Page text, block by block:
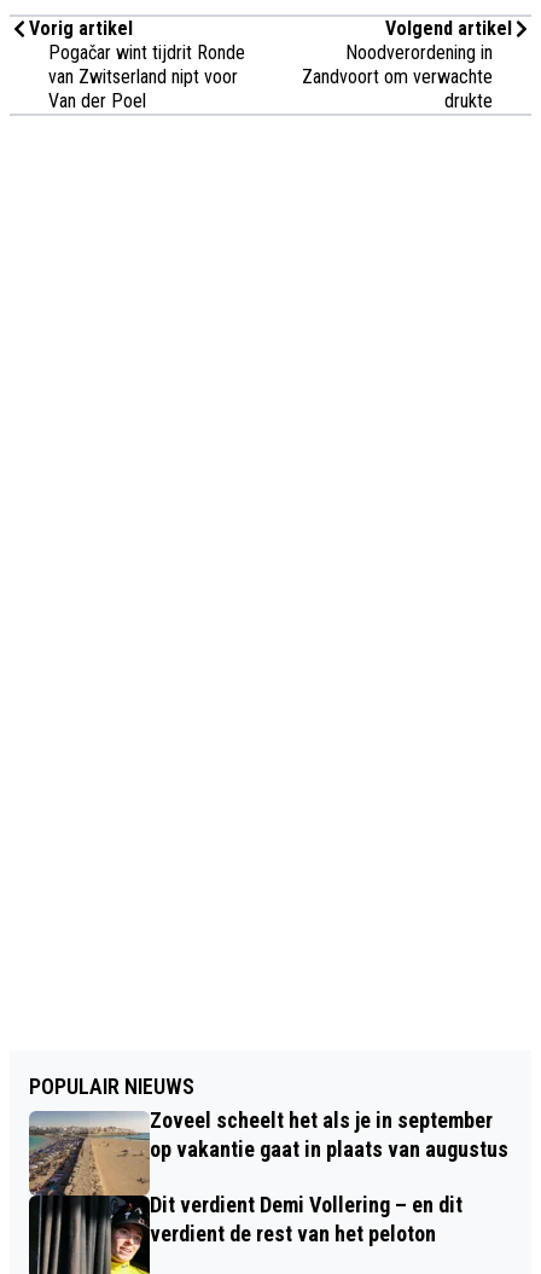
Vorig artikel
Pogačar wint tijdrit Ronde
van Zwitserland nipt voor
Van der Poel
Volgend artikel
Noodverordening in
Zandvoort om verwachte
drukte
POPULAIR NIEUWS
Zoveel scheelt het als je in september
op vakantie gaat in plaats van augustus
Dit verdient Demi Vollering – en dit
verdient de rest van het peloton